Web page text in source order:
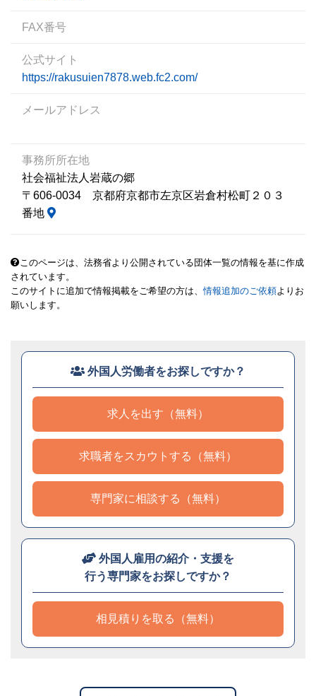
FAX番号
公式サイト
https://rakusuien7878.web.fc2.com/
メールアドレス
事務所所在地
社会福祉法人岩蔵の郷
〒606-0034 京都府京都市左京区岩倉村松町２０３
番地
このページは、法務省より公開されている団体一覧の情報を基に作成
されています。
このサイトに追加で情報掲載をご希望の方は、情報追加のご依頼よりお
願いします。
外国人労働者をお探しですか？
求人を出す（無料）
求職者をスカウトする（無料）
専門家に相談する（無料）
外国人雇用の紹介・支援を
行う専門家をお探しですか？
相見積りを取る（無料）